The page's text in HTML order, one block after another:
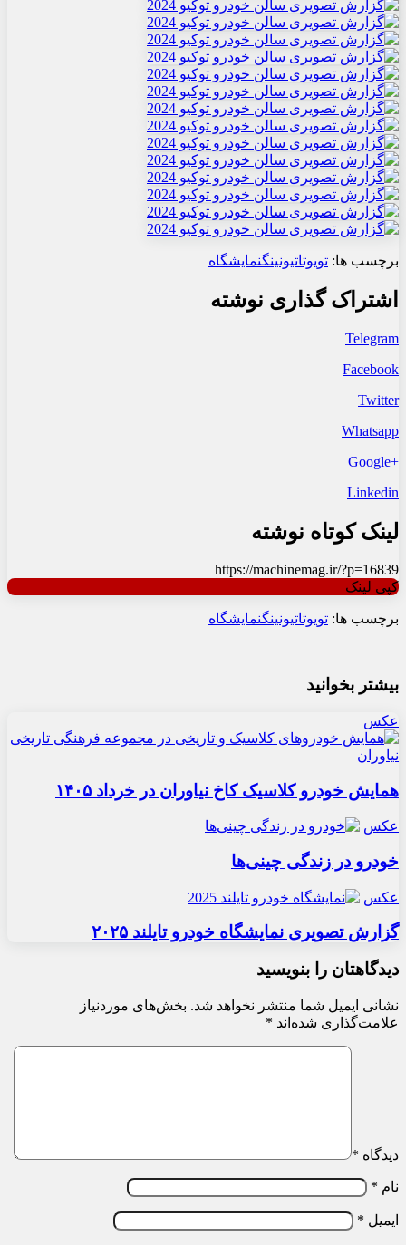
برچسب ها: تویوتاتیونینگنمایشگاه
اشتراک گذاری نوشته
Telegram
Facebook
Twitter
Whatsapp
+Google
Linkedin
لینک کوتاه نوشته
https://machinemag.ir/?p=16839
کپی لینک
برچسب ها: تویوتاتیونینگنمایشگاه
بیشتر بخوانید
عکس
همایش خودرو کلاسیک کاخ نیاوران در خرداد ۱۴۰۵
عکس
خودرو در زندگی چینی‌ها
عکس
گزارش تصویری نمایشگاه خودرو تایلند ۲۰۲۵
دیدگاهتان را بنویسید
نشانی ایمیل شما منتشر نخواهد شد. بخش‌های موردنیاز
علامت‌گذاری شده‌اند *
دیدگاه *
نام *
ایمیل *